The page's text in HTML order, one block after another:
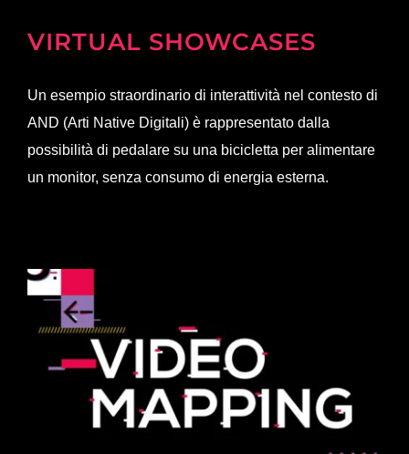
VIRTUAL SHOWCASES
Un esempio straordinario di interattività nel contesto di
AND (Arti Native Digitali) è rappresentato dalla
possibilità di pedalare su una bicicletta per alimentare
un monitor, senza consumo di energia esterna.